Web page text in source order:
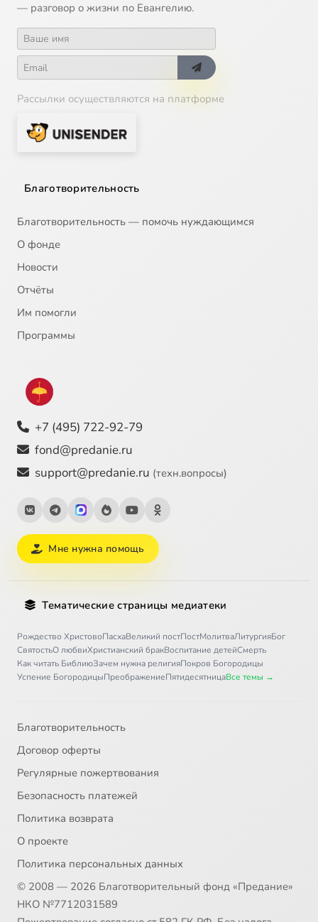
— разговор о жизни по Евангелию.
Рассылки осуществляются на платформе
Благотворительность
Благотворительность — помочь нуждающимся
О фонде
Новости
Отчёты
Им помогли
Программы
+7 (495) 722-92-79
fond@predanie.ru
support@predanie.ru (техн.вопросы)
Мне нужна помощь
Тематические страницы медиатеки
Рождество ХристовоПасхаВеликий постПостМолитваЛитургияБог
СвятостьО любвиХристианский бракВоспитание детейСмерть
Как читать БиблиюЗачем нужна религияПокров Богородицы
Успение БогородицыПреображениеПятидесятницаВсе темы →
Благотворительность
Договор оферты
Регулярные пожертвования
Безопасность платежей
Политика возврата
О проекте
Политика персональных данных
© 2008 — 2026 Благотворительный фонд «Предание»
НКО №7712031589